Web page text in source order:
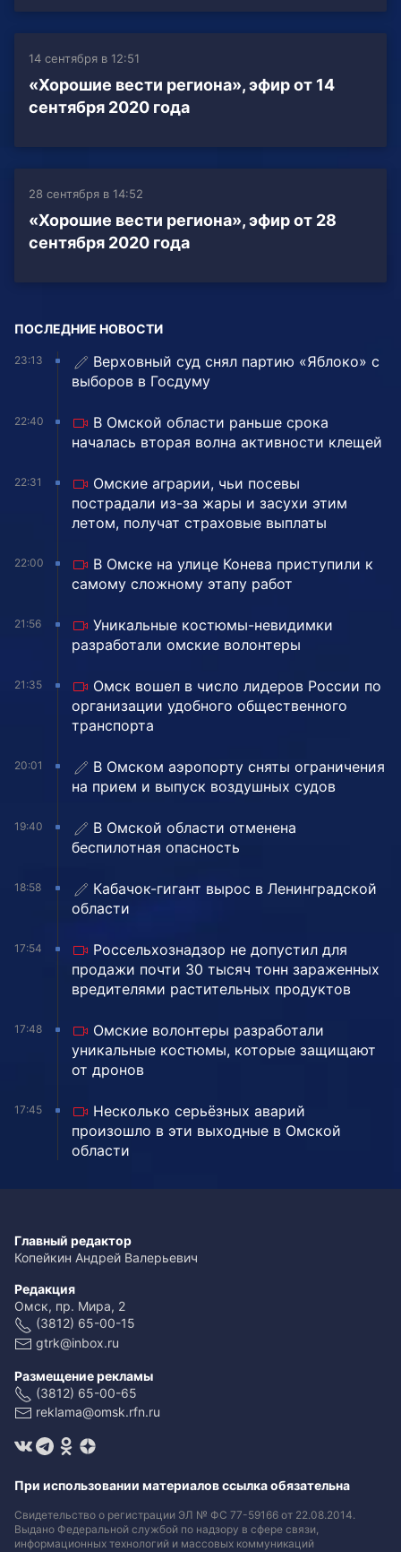
14 сентября в 12:51
«Хорошие вести региона», эфир от 14
сентября 2020 года
28 сентября в 14:52
«Хорошие вести региона», эфир от 28
сентября 2020 года
ПОСЛЕДНИЕ НОВОСТИ
23:13
Верховный суд снял партию «Яблоко» с
выборов в Госдуму
22:40
В Омской области раньше срока
началась вторая волна активности клещей
22:31
Омские аграрии, чьи посевы
пострадали из-за жары и засухи этим
летом, получат страховые выплаты
22:00
В Омске на улице Конева приступили к
самому сложному этапу работ
21:56
Уникальные костюмы-невидимки
разработали омские волонтеры
21:35
Омск вошел в число лидеров России по
организации удобного общественного
транспорта
20:01
В Омском аэропорту сняты ограничения
на прием и выпуск воздушных судов
19:40
В Омской области отменена
беспилотная опасность
18:58
Кабачок-гигант вырос в Ленинградской
области
17:54
Россельхознадзор не допустил для
продажи почти 30 тысяч тонн зараженных
вредителями растительных продуктов
17:48
Омские волонтеры разработали
уникальные костюмы, которые защищают
от дронов
17:45
Несколько серьёзных аварий
произошло в эти выходные в Омской
области
Главный редактор
Копейкин Андрей Валерьевич
Редакция
Омск, пр. Мира, 2
(3812) 65-00-15
gtrk@inbox.ru
Размещение рекламы
(3812) 65-00-65
reklama@omsk.rfn.ru
При использовании материалов ссылка обязательна
Свидетельство о регистрации ЭЛ № ФС 77-59166 от 22.08.2014.
Выдано Федеральной службой по надзору в сфере связи,
информационных технологий и массовых коммуникаций